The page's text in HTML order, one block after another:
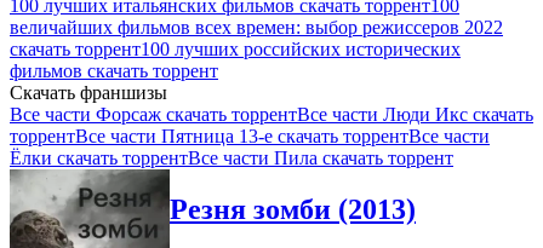
100 лучших итальянских фильмов скачать торрент100
величайших фильмов всех времен: выбор режиссеров 2022
скачать торрент100 лучших российских исторических
фильмов скачать торрент
Скачать франшизы
Все части Форсаж скачать торрентВсе части Люди Икс скачать
торрентВсе части Пятница 13-е скачать торрентВсе части
Ёлки скачать торрентВсе части Пила скачать торрент
Резня зомби (2013)